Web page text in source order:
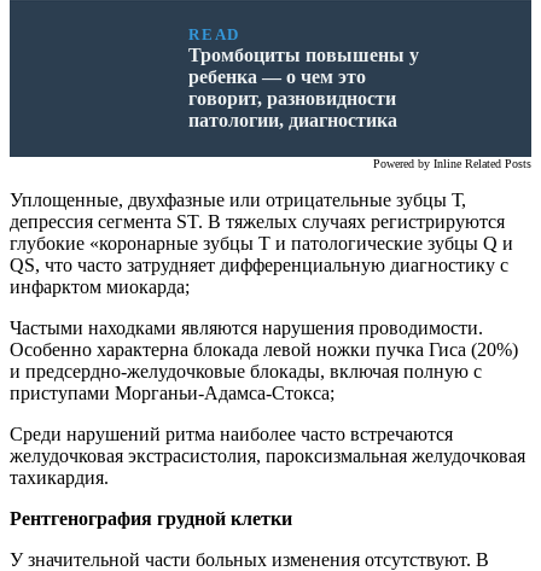
READ
Тромбоциты повышены у
ребенка — о чем это
говорит, разновидности
патологии, диагностика
Powered by Inline Related Posts
Уплощенные, двухфазные или отрицательные зубцы Т,
депрессия сегмента ST. В тяжелых случаях регистрируются
глубокие «коронарные зубцы Т и патологические зубцы Q и
QS, что часто затрудняет дифференциальную диагностику с
инфарктом миокарда;
Частыми находками являются нарушения проводимости.
Особенно характерна блокада левой ножки пучка Гиса (20%)
и предсердно-желудочковые блокады, включая полную с
приступами Морганьи-Адамса-Стокса;
Среди нарушений ритма наиболее часто встречаются
желудочковая экстрасистолия, пароксизмальная желудочковая
тахикардия.
Рентгенография грудной клетки
У значительной части больных изменения отсутствуют. В